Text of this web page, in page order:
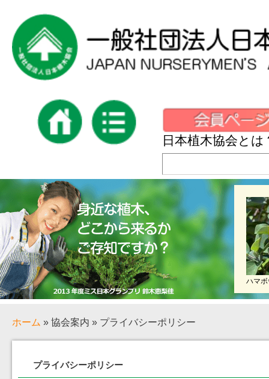
日本植木協会とは
ハマ
ホーム » 協会案内 » プライバシーポリシー
プライバシーポリシー